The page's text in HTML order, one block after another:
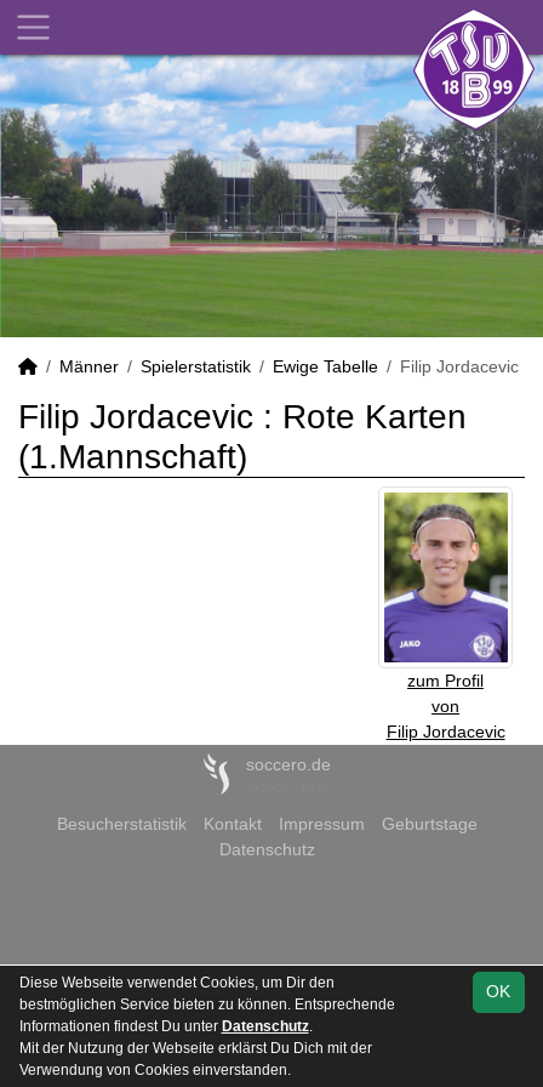
Männer Spielerstatistik Ewige Tabelle Filip Jordacevic
Filip Jordacevic : Rote Karten
(1.Mannschaft)
zum Profil
von
Filip Jordacevic
soccero.de
Besucherstatistik Kontakt Impressum
Geburtstage
Datenschutz
OK
Diese Webseite verwendet Cookies, um Dir den
bestmöglichen Service bieten zu können. Entsprechende
Informationen findest Du unter Datenschutz.
Mit der Nutzung der Webseite erklärst Du Dich mit der
Verwendung von Cookies einverstanden.